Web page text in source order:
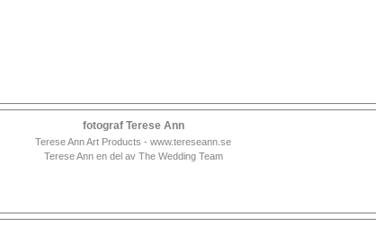
fotograf Terese Ann
Terese Ann Art Products - www.tereseann.se
Terese Ann en del av The Wedding Team